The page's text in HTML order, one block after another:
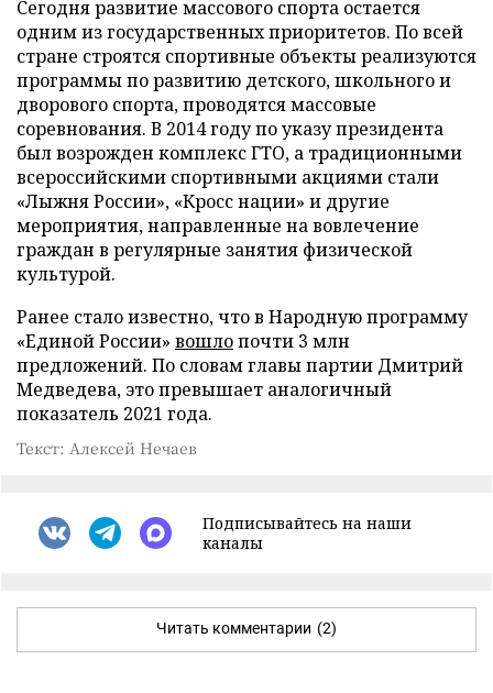
Сегодня развитие массового спорта остается
одним из государственных приоритетов. По всей
стране строятся спортивные объекты реализуются
программы по развитию детского, школьного и
дворового спорта, проводятся массовые
соревнования. В 2014 году по указу президента
был возрожден комплекс ГТО, а традиционными
всероссийскими спортивными акциями стали
«Лыжня России», «Кросс нации» и другие
мероприятия, направленные на вовлечение
граждан в регулярные занятия физической
культурой.
Ранее стало известно, что в Народную программу
«Единой России» вошлопочти 3 млн
предложений. По словам главы партии Дмитрий
Медведева, это превышает аналогичный
показатель 2021 года.
Текст: Алексей Нечаев
Подписывайтесь на наши
каналы
Читать комментарии (2)